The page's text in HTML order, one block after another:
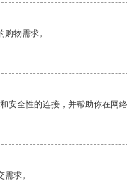
物需求。
安全性的连接，并帮助你在网络
求。